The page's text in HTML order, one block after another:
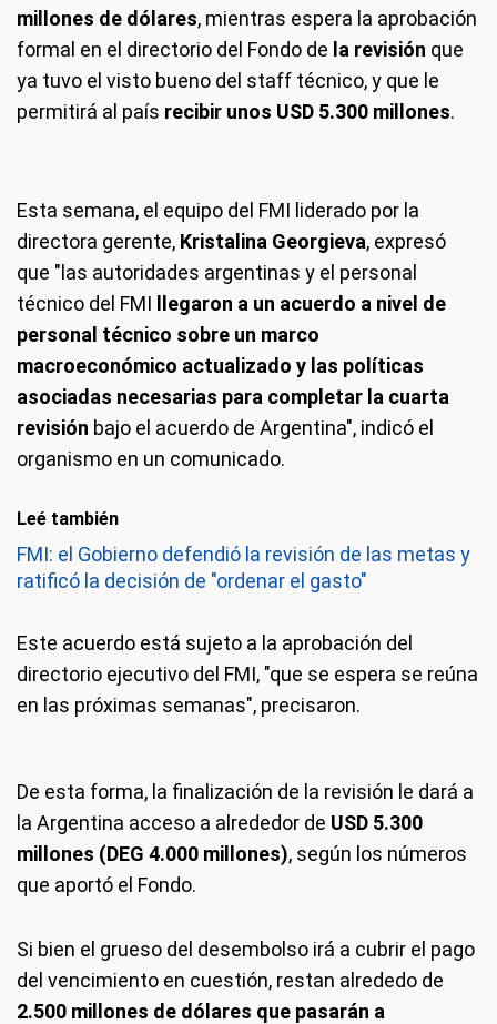
millones de dólares, mientras espera la aprobación
formal en el directorio del Fondo de la revisión que
ya tuvo el visto bueno del staff técnico, y que le
permitirá al país recibir unos USD 5.300 millones.
Esta semana, el equipo del FMI liderado por la
directora gerente, Kristalina Georgieva, expresó
que "las autoridades argentinas y el personal
técnico del FMI llegaron a un acuerdo a nivel de
personal técnico sobre un marco
macroeconómico actualizado y las políticas
asociadas necesarias para completar la cuarta
revisión bajo el acuerdo de Argentina", indicó el
organismo en un comunicado.
Leé también
FMI: el Gobierno defendió la revisión de las metas y
ratificó la decisión de "ordenar el gasto"
Este acuerdo está sujeto a la aprobación del
directorio ejecutivo del FMI, "que se espera se reúna
en las próximas semanas", precisaron.
De esta forma, la finalización de la revisión le dará a
la Argentina acceso a alrededor de USD 5.300
millones (DEG 4.000 millones), según los números
que aportó el Fondo.
Si bien el grueso del desembolso irá a cubrir el pago
del vencimiento en cuestión, restan alrededo de
2.500 millones de dólares que pasarán a